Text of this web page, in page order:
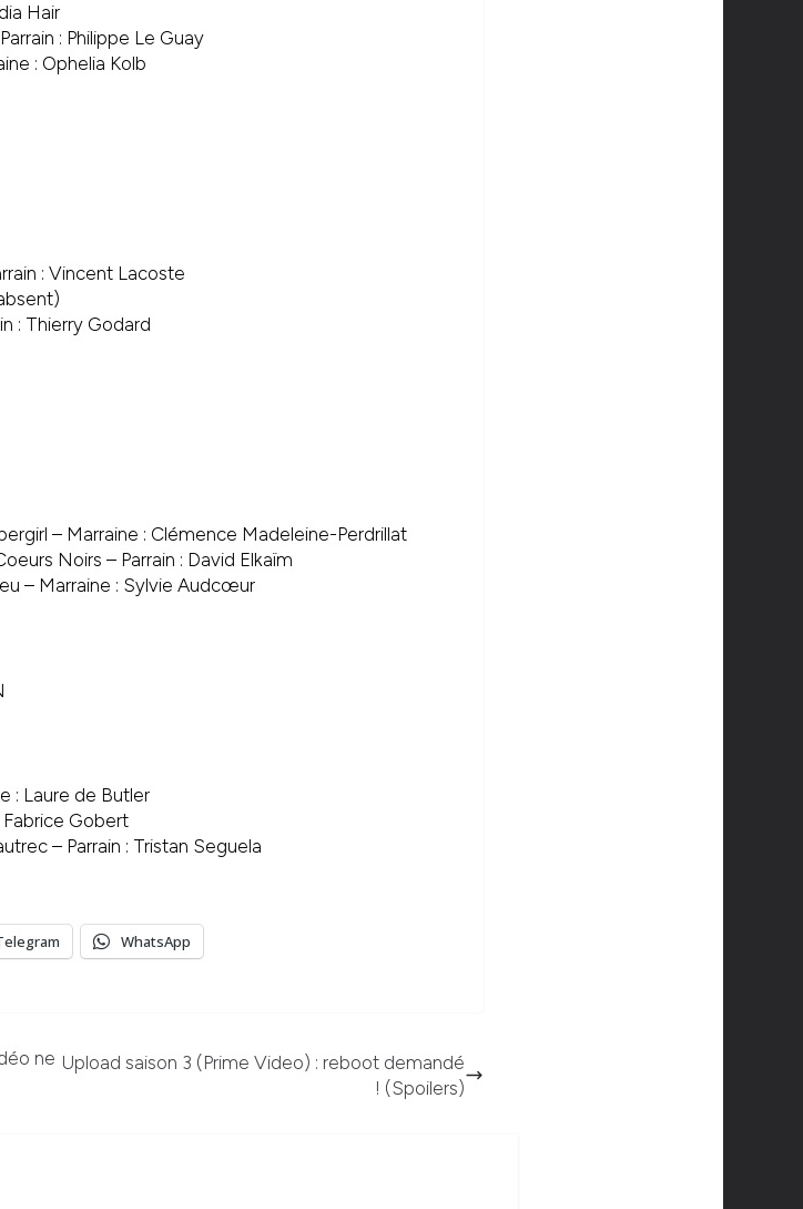
Hair
: Philippe Le Guay
: Ophelia Kolb
: Vincent Lacoste
: Thierry Godard
– Marraine : Clémence Madeleine-Perdrillat
Noirs – Parrain : David Elkaïm
– Marraine : Sylvie Audcœur
: Laure de Butler
Fabrice Gobert
– Parrain : Tristan Seguela
WhatsApp
ne Upload saison 3 (Prime Video) : reboot demandé
! (Spoilers)